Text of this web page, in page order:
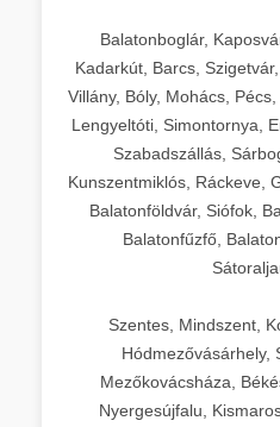
Balatonboglár,
Kadarkút, Barcs,
Villány, Bóly, Mohács,
Lengyeltóti, Simontornya,
Szabadszállás,
Kunszentmiklós, Ráckeve,
Balatonföldvár, Siófok,
Balatonfűzfő,
Szentes, Mindszent,
Hódmezővásárhely,
Mezőkovácsháza,
Nyergesújfalu,